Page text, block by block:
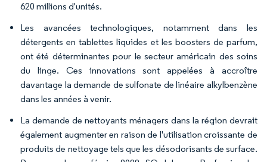
620 millions d'unités.
Les avancées technologiques, notamment dans les
détergents en tablettes liquides et les boosters de parfum,
ont été déterminantes pour le secteur américain des soins
du linge. Ces innovations sont appelées à accroître
davantage la demande de sulfonate de linéaire alkylbenzène
dans les années à venir.
La demande de nettoyants ménagers dans la région devrait
également augmenter en raison de l'utilisation croissante de
produits de nettoyage tels que les désodorisants de surface.